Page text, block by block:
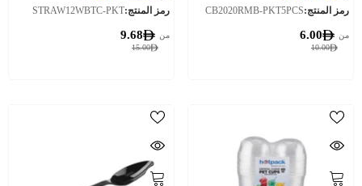
رمز المنتج:CB2020RMB-PKT5PCS
10.00
من 6.00
رمز المنتج:STRAW12WBTC-PKT
15.00
من 9.68